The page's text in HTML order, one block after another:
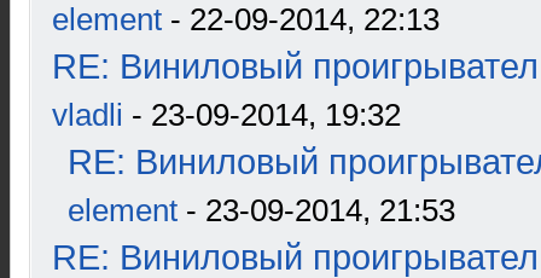
element - 22-09-2014, 22:13
RE: Виниловый
vladli - 23-09-2014, 19:32
RE: Виниловый
element - 23-09-2014, 21:53
RE: Виниловый